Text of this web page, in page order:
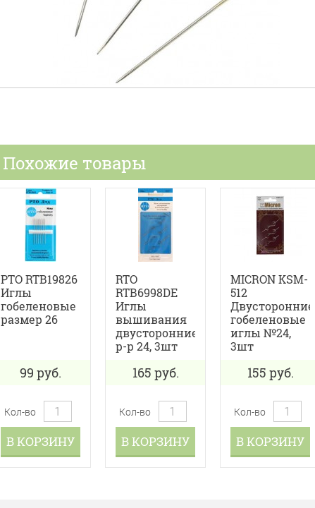
Похожие товары
РТО RTB19826
Иглы
гобеленовые
размер 26
99 руб.
Кол-во
В КОРЗИНУ
RTO
RTB6998DE
Иглы
вышивания
двусторонние
р-р 24, 3шт
165 руб.
Кол-во
В КОРЗИНУ
MICRON KSM-
512
Двусторонние
гобеленовые
иглы №24,
3шт
155 руб.
Кол-во
В КОРЗИНУ